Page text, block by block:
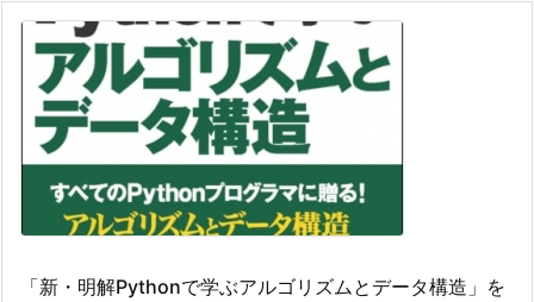
「新・明解Pythonで学ぶアルゴリズムとデータ構造」を